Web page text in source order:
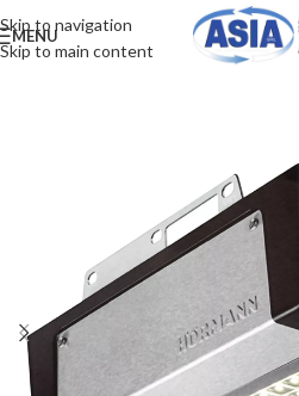
Skip to navigation
Skip to main content
MENU